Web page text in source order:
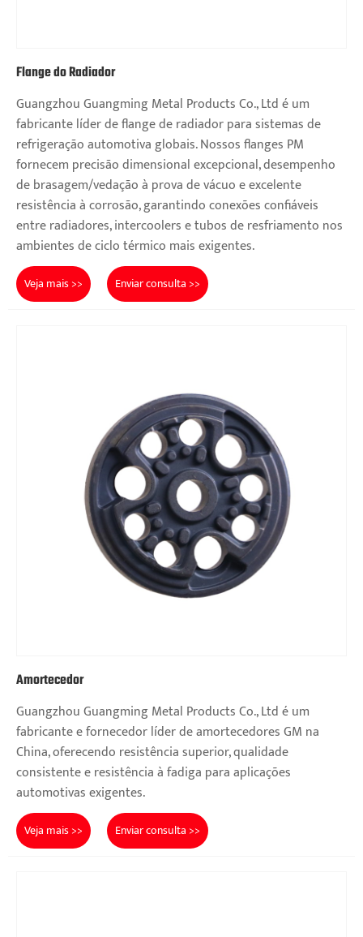
Flange do Radiador
Guangzhou Guangming Metal Products Co., Ltd é um
fabricante líder de flange de radiador para sistemas de
refrigeração automotiva globais. Nossos flanges PM
fornecem precisão dimensional excepcional, desempenho
de brasagem/vedação à prova de vácuo e excelente
resistência à corrosão, garantindo conexões confiáveis ​​
entre radiadores, intercoolers e tubos de resfriamento nos
ambientes de ciclo térmico mais exigentes.
Veja mais >> Enviar consulta >>
Amortecedor
Guangzhou Guangming Metal Products Co., Ltd é um
fabricante e fornecedor líder de amortecedores GM na
China, oferecendo resistência superior, qualidade
consistente e resistência à fadiga para aplicações
automotivas exigentes.
Veja mais >> Enviar consulta >>